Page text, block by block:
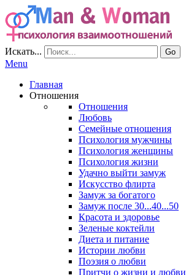
Искать... Go
Menu
Главная
Отношения
Отношения
Любовь
Семейные отношения
Психология мужчины
Психология женщины
Психология жизни
Удачно выйти замуж
Искусство флирта
Замуж за богатого
Замуж после 30...40...50
Красота и здоровье
Зеленые коктейли
Диета и питание
Истории любви
Поэзия о любви
Притчи о жизни и любви